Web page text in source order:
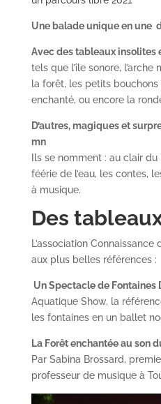
Une balade unique en une
Avec des tableaux insolites
tels que l’île sonore,
la forêt, les petits bouchons
enchanté, ou encore la
D’autres, magiques et
mn
Ils se nomment : au clair
féérie de l’eau, les contes,
à musique.
Des
L’association
aux plus belles références :
Un Spectacle de Fontaines
Aquatique Show, la
les fontaines en un ballet
La Forêt enchantée au son
Par Sabina Brossard,
professeur de musique à